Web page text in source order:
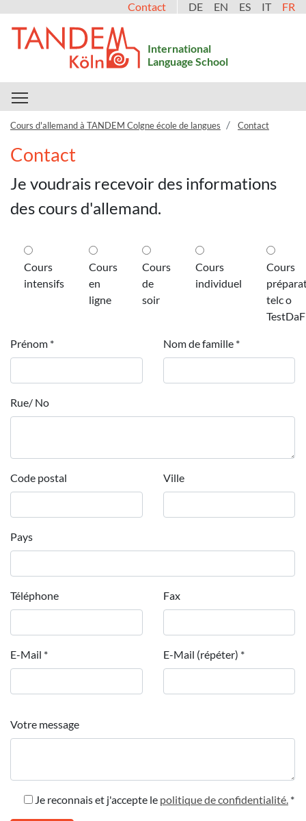
Contact DE EN ES IT FR
International
Language School
Cours d'allemand à TANDEM Colgne école de langues Contact
Contact
Je voudrais recevoir des informations
des cours d'allemand.
Cours
intensifs
Cours
en
ligne
Cours
de
soir
Cours
individuel
Cours
telc o
TestDaF
Prénom * Nom de famille *
Rue/ No
Code postal Ville
Pays
Téléphone Fax
E-Mail * E-Mail (répéter) *
Votre message
Je reconnais et j'accepte le politique de confidentialité. *